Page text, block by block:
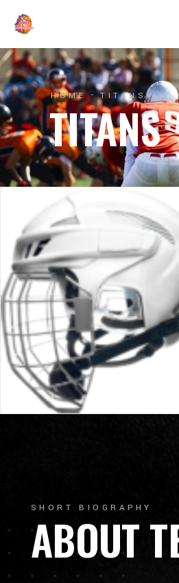
HOME TITANS
TITANS
SHORT BIOGRAPHY
ABOUT